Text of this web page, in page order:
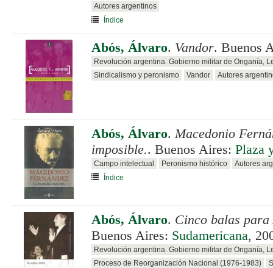
Autores argentinos
Índice
Abós, Álvaro. Vandor. Buenos
Revolución argentina. Gobierno militar de Onganía,
Sindicalismo y peronismo
Vandor Autores
Abós, Álvaro.Macedonio
imposible.. Buenos Aires: Plaza
Campo intelectual Peronismo histórico
Autores
Índice
Abós, Álvaro. Cinco balas para
Buenos Aires: Sudamericana,
Revolución argentina. Gobierno militar de Onganía,
Proceso de Reorganización Nacional (1976-1983)